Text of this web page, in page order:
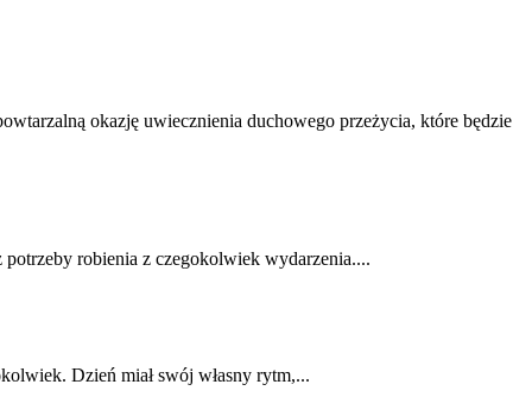
okazję uwiecznienia duchowego przeżycia, które będzie
robienia z czegokolwiek wydarzenia....
Dzień miał swój własny rytm,...